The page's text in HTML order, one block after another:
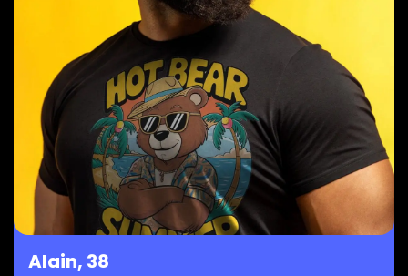
Alain, 38